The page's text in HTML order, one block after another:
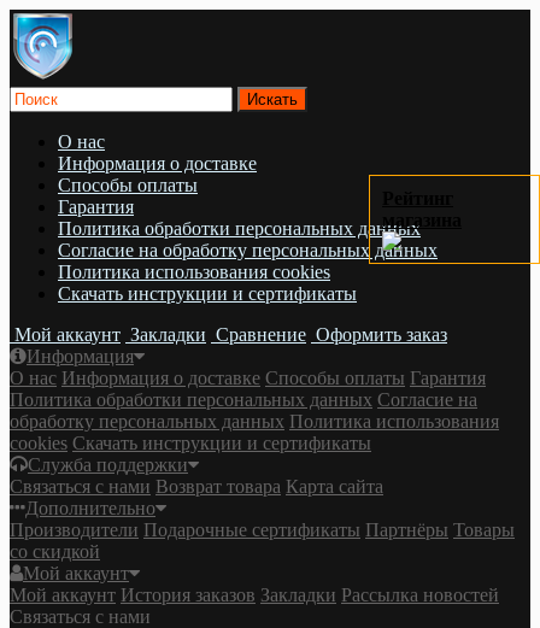
О нас
Информация о доставке
Cпособы оплаты
Гарантия
Политика обработки персональных данных
Согласие на обработку персональных данных
Политика использования cookies
Скачать инструкции и сертификаты
Мой аккаунт Закладки Сравнение Оформить заказ
Информация
О нас Информация о доставке Cпособы оплаты Гарантия
Политика обработки персональных данных Согласие на
обработку персональных данных Политика использования
cookies Скачать инструкции и сертификаты
Служба поддержки
Связаться с нами Возврат товара Карта сайта
Дополнительно
Производители Подарочные сертификаты Партнёры Товары
со скидкой
Мой аккаунт
Мой аккаунт История заказов Закладки Рассылка новостей
Связаться с нами